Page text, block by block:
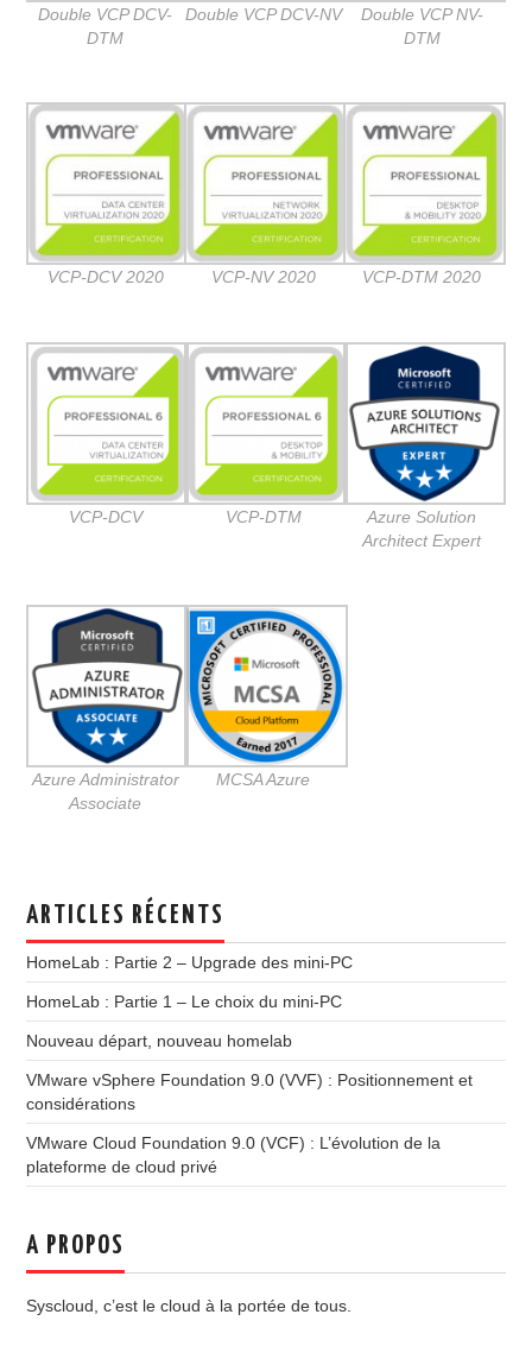
Double VCP DCV-
DTM
Double VCP DCV-NV
Double VCP NV-
DTM
VCP-DCV 2020 VCP-NV 2020 VCP-DTM 2020
VCP-DCV VCP-DTM
Azure Solution
Architect Expert
Azure Administrator
Associate
MCSA Azure
ARTICLES RÉCENTS
HomeLab : Partie 2 – Upgrade des mini-PC
HomeLab : Partie 1 – Le choix du mini-PC
Nouveau départ, nouveau homelab
VMware vSphere Foundation 9.0 (VVF) : Positionnement et
considérations
VMware Cloud Foundation 9.0 (VCF) : L’évolution de la
plateforme de cloud privé
A PROPOS
Syscloud, c’est le cloud à la portée de tous.